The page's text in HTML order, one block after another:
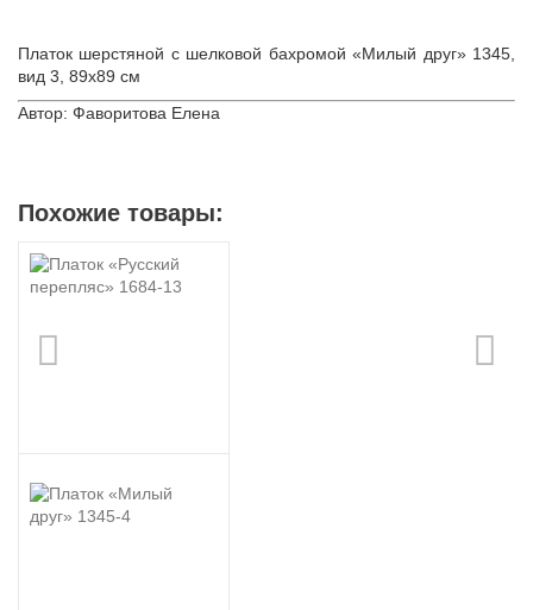
Платок шерстяной с шелковой бахромой «Милый друг» 1345,
вид 3, 89х89 см
Автор: Фаворитова Елена
Похожие товары: